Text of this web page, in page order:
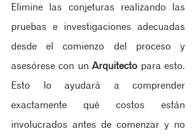
Elimine las conjeturas realizando las
pruebas e investigaciones adecuadas
desde el comienzo del proceso y
asesórese con un Arquitecto para esto.
Esto lo ayudará a comprender
exactamente qué costos están
involucrados antes de comenzar y no